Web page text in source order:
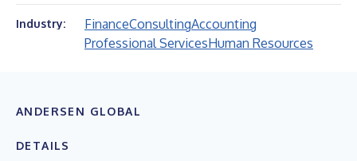
Industry: FinanceConsultingAccounting
Professional ServicesHuman Resources
ANDERSEN GLOBAL
DETAILS